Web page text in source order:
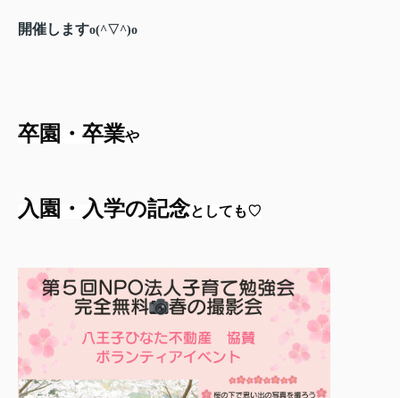
開催しますo(^▽^)o
卒園・卒業や
入園・入学の記念